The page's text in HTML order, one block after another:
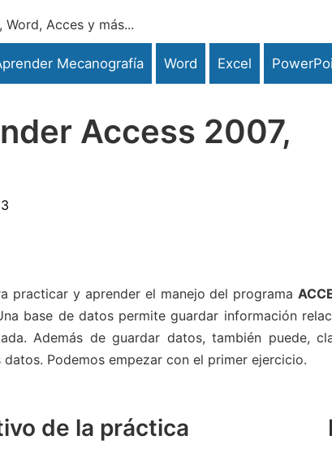
Word, Acces y más...
Mecanografía Word Excel
Access 2007,
practicar y aprender el manejo del programa
base de datos permite guardar información
Además de guardar datos, también puede,
Podemos empezar con el primer ejercicio.
de la práctica